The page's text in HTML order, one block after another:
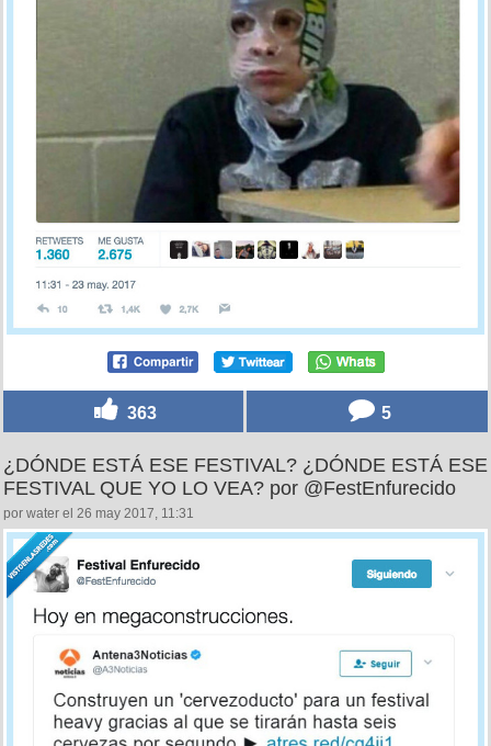
363 5
¿DÓNDE ESTÁ ESE FESTIVAL? ¿DÓNDE ESTÁ ESE
FESTIVAL QUE YO LO VEA? por @FestEnfurecido
por water el 26 may 2017, 11:31